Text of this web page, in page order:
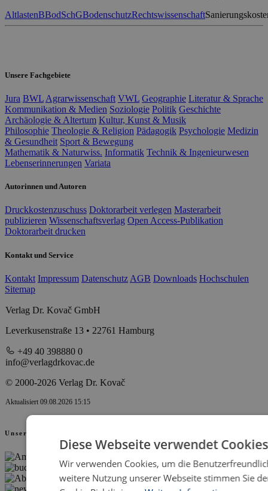
AltlastenBBodSchGBodenschutzRechtswissenschaft
Unsere Fachgebiete
Jura BWL Agrarwissenschaft VWL Geographie Literatur & Sprache
Kommunikation & Medien Soziologie Politik Geschichte
Archäologie & Altertum Kultur, Kunst & Musik
Philosophie Theologie & Religion Pädagogik Psychologie Medizin
& Gesundheit Sport & Bewegung
Mathematik & Naturwiss. Informatik Technik & Ingenieurwesen
Lebenserinnerungen Variata
Autorinnen und Autoren
Druckkostenzuschuss Doktorarbeit verlegen Masterarbeit
publizieren Wissenschaftsverlag Open Access-Publikation
Doktorarbeit drucken
Kontakt und Service
Kontakt Impressum Datenschutz AGB Downloads Hochschulen
Sitemap
Verlag Dr. Kovač GmbH
Leverkusenstraße 13 • 22761 Hamburg
+49 40 398880 0
info@verlagdrkovac.de
© 2000-2026 Verlag Dr. Kovač
Aktualisiert 09.08.2026 15:15
Unsere Partner
Diese Webseite verwendet
Wir verwenden Cookies, um die
weitere Nutzung unserer Webseite stimmen Sie